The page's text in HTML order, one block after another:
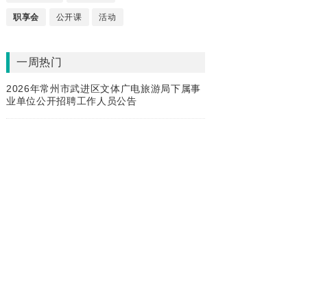
职享会 公开课 活动
一周热门
2026年常州市武进区文体广电旅游局下属事
业单位公开招聘工作人员公告